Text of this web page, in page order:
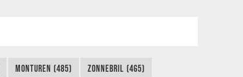
MONTUREN (485) ZONNEBRIL (465)